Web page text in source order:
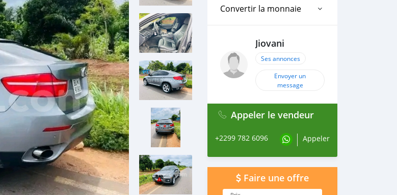
Convertir la monnaie
Jiovani
Ses annonces
Envoyer un
message
Appeler le vendeur
+2299 782 6096 Appeler
Faire une offre